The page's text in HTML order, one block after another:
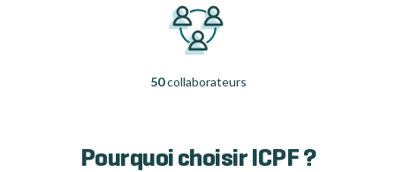
50collaborateurs
Pourquoi choisir ICPF ?